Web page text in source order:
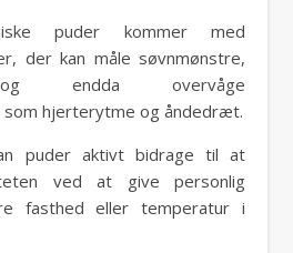
puder kommer med
der kan måle søvnmønstre,
og endda overvåge
som hjerterytme og åndedræt.
puder aktivt bidrage til at
ved at give personlig
fasthed eller temperatur i